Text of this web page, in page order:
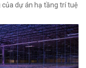
dự án hạ tầng trí tuệ